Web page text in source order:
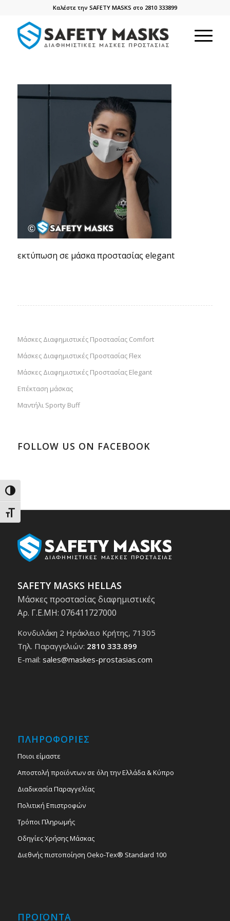
Εναλλαγή Υψηλής Αντίθεσης
Εναλλαγή Μεγέθους Γραμμάτων
Καλέστε την SAFETY MASKS στο 2810 333899
εκτύπωση σε μάσκα προστασίας elegant
Μάσκες Διαφημιστικές Προστασίας Comfort
Μάσκες Διαφημιστικές Προστασίας Flex
Μάσκες Διαφημιστικές Προστασίας Elegant
Επέκταση μάσκας
Μαντήλι Sporty Buff
FOLLOW US ON FACEBOOK
SAFETY MASKS HELLAS
Μάσκες προστασίας διαφημιστικές
Αρ. Γ.Ε.ΜΗ: 076411727000
Κονδυλάκη 2 Ηράκλειο Κρήτης, 71305
Τηλ. Παραγγελιών: 2810 333.899
E-mail: sales@maskes-prostasias.com
ΠΛΗΡΟΦΟΡΙΕΣ
Ποιοι είμαστε
Αποστολή προϊόντων σε όλη την Ελλάδα & Κύπρο
Διαδικασία Παραγγελίας
Πολιτική Επιστροφών
Τρόποι Πληρωμής
Οδηγίες Χρήσης Μάσκας
Διεθνής πιστοποίηση Oeko-Tex® Standard 100
ΠΡΟΪΟΝΤΑ